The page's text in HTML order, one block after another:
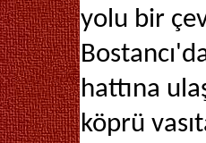
yolu bir
hattına
köprü